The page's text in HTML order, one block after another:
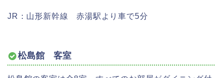
JR：山形新幹線 赤湯駅より車で5分
松島館 客室